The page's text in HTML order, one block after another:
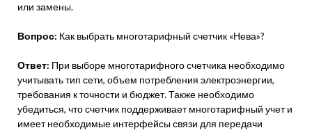
или замены.
Вопрос: Как выбрать многотарифный счетчик «Нева»?
Ответ: При выборе многотарифного счетчика необходимо
учитывать тип сети, объем потребления электроэнергии,
требования к точности и бюджет. Также необходимо
убедиться, что счетчик поддерживает многотарифный учет и
имеет необходимые интерфейсы связи для передачи